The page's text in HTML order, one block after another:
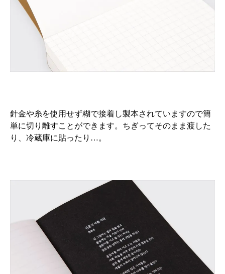
針金や糸を使用せず糊で接着し製本されていますので簡
単に切り離すことができます。ちぎってそのまま渡した
り、冷蔵庫に貼ったり…。